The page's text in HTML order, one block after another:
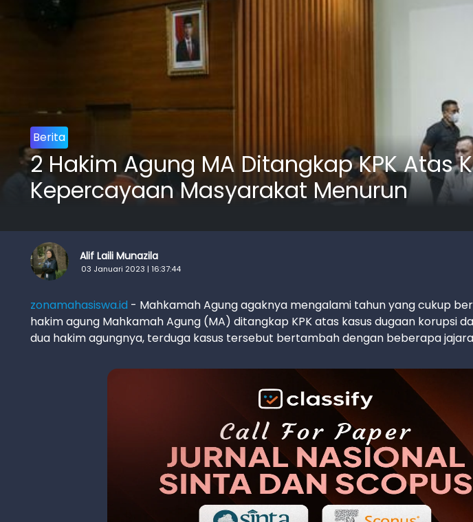
Berita
2 Hakim Agung MA Ditangkap KPK Atas
Kepercayaan Masyarakat Menurun
Alif Laili Munazila
03 Januari 2023 | 16:37:44
zonamahasiswa.id - Mahkamah Agung agaknya mengalami tahun yang cukup
hakim agung Mahkamah Agung (MA) ditangkap KPK atas kasus dugaan korupsi
dua hakim agungnya, terduga kasus tersebut bertambah dengan beberapa